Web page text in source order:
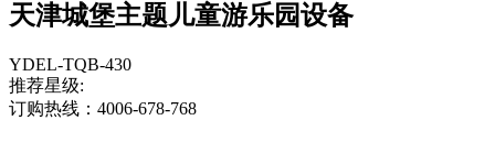
天津城堡主题儿童游乐园设备
YDEL-TQB-430
推荐星级:
订购热线：4006-678-768